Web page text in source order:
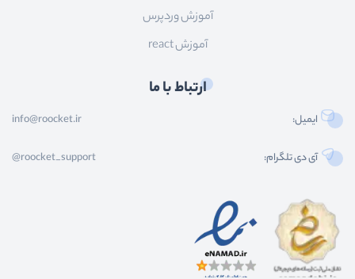
آموزش وردپرس
آموزش react
ارتباط با ما
ایمیل: info@roocket.ir
آی دی تلگرام: @roocket_support